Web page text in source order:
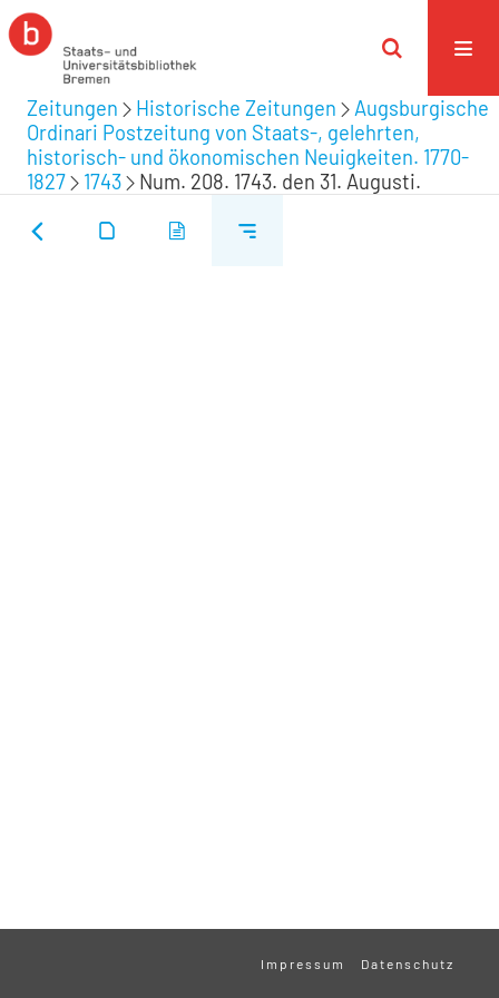
Zeitungen Historische Zeitungen
Augsburgische
Ordinari Postzeitung von Staats-, gelehrten,
historisch- und ökonomischen Neuigkeiten. 1770-
1827
1743 Num. 208. 1743. den 31. Augusti.
Impressum Datenschutz